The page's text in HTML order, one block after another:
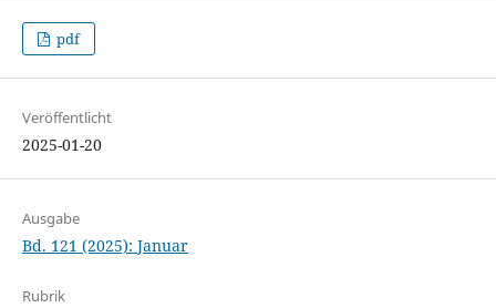
pdf
Veröffentlicht
2025-01-20
Ausgabe
Bd. 121 (2025): Januar
Rubrik